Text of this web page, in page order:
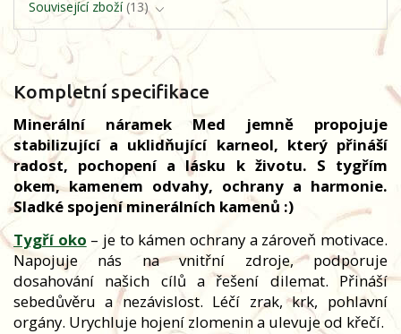
Související zboží 13
Kompletní specifikace
Minerální náramek Med jemně propojuje
stabilizující a uklidňující karneol, který přináší
radost, pochopení a lásku k životu. S tygřím
okem, kamenem odvahy, ochrany a harmonie.
Sladké spojení minerálních kamenů :)
Tygří oko – je to kámen ochrany a zároveň motivace.
Napojuje nás na vnitřní zdroje, podporuje
dosahování našich cílů a řešení dilemat. Přináší
sebedůvěru a nezávislost. Léčí zrak, krk, pohlavní
orgány. Urychluje hojení zlomenin a ulevuje od křečí.